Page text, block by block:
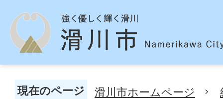
現在のページ 滑川市ホームページ